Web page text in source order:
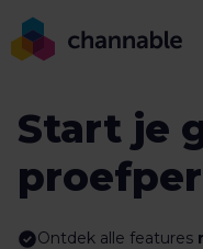
Start je
Ontdek alle features